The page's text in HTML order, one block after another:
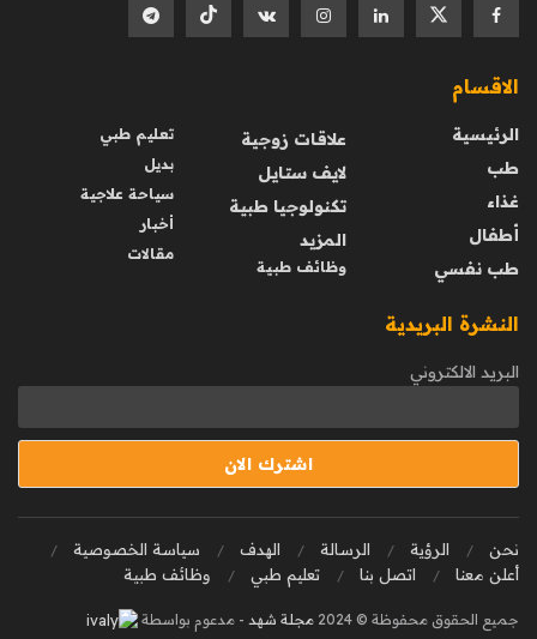
الاقسام
الرئيسية
طب
غذاء
أطفال
طب نفسي
علاقات زوجية
لايف ستايل
تكنولوجيا طبية
المزيد
وظائف طبية
تعليم طبي
بديل
سياحة علاجية
أخبار
مقالات
النشرة البريدية
البريد الالكتروني
نحن الرؤية الرسالة الهدف
سياسة الخصوصية
أعلن معنا
اتصل بنا تعليم طبي وظائف طبية
جميع الحقوق محفوظة © 2024 مجلة شهد - مدعوم بواسطة